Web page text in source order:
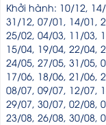
Khởi hành: 10/12,
31/12, 07/01, 14/01,
25/02, 04/03, 11/03,
15/04, 19/04, 22/04,
24/05, 27/05, 31/05,
17/06, 18/06, 21/06,
08/07, 09/07, 12/07,
29/07, 30/07, 02/08,
23/08, 26/08, 30/08,